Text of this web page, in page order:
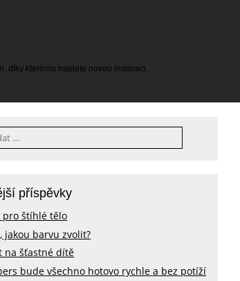
díky kterému najdete novou inspiraci.
příspěvky
pro štíhlé tělo
jakou barvu zvolit?
na šťastné dítě
bude všechno hotovo rychle a bez potíží